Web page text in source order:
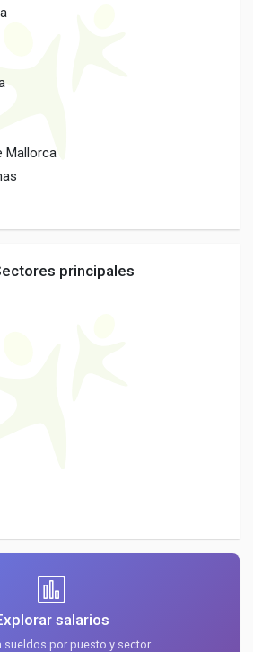
Mallorca
principales
salarios
sueldos por puesto y sector